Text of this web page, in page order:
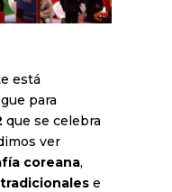
está
para
que se celebra
ver
coreana,
e